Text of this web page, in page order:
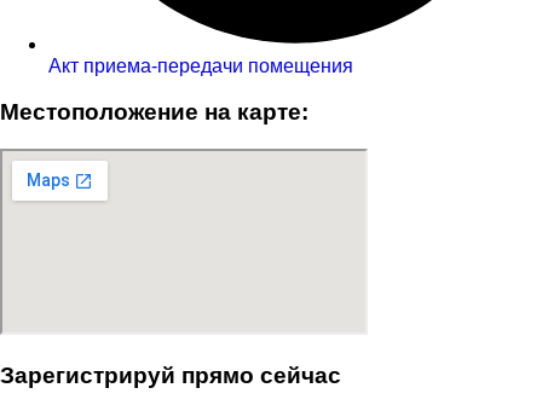
Акт приема-передачи помещения
Местоположение на карте:
Зарегистрируй прямо сейчас